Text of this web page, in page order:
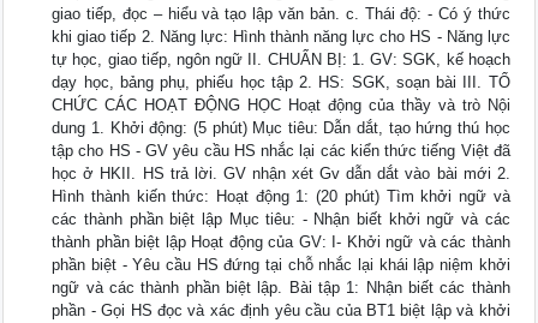
giao tiếp, đọc – hiểu và tạo lập văn bản. c. Thái độ: - Có ý thức
khi giao tiếp 2. Năng lực: Hình thành năng lực cho HS - Năng lực
tự học, giao tiếp, ngôn ngữ II. CHUẨN BỊ: 1. GV: SGK, kế hoạch
dạy học, bảng phụ, phiếu học tập 2. HS: SGK, soạn bài III. TỔ
CHỨC CÁC HOẠT ĐỘNG HỌC Hoạt động của thầy và trò Nội
dung 1. Khởi động: (5 phút) Mục tiêu: Dẫn dắt, tạo hứng thú học
tập cho HS - GV yêu cầu HS nhắc lại các kiển thức tiếng Việt đã
học ở HKII. HS trả lời. GV nhận xét Gv dẫn dắt vào bài mới 2.
Hình thành kiến thức: Hoạt động 1: (20 phút) Tìm khởi ngữ và
các thành phần biệt lập Mục tiêu: - Nhận biết khởi ngữ và các
thành phần biệt lập Hoạt động của GV: I- Khởi ngữ và các thành
phần biệt - Yêu cầu HS đứng tại chỗ nhắc lại khái lập niệm khởi
ngữ và các thành phần biệt lập. Bài tập 1: Nhận biết các thành
phần - Gọi HS đọc và xác định yêu cầu của BT1 biệt lập và khởi